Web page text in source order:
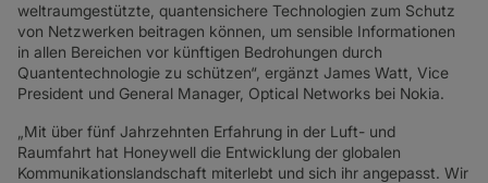
weltraumgestützte, quantensichere Technologien zum Schutz
von Netzwerken beitragen können, um sensible Informationen
in allen Bereichen vor künftigen Bedrohungen durch
Quantentechnologie zu schützen“, ergänzt James Watt, Vice
President und General Manager, Optical Networks bei Nokia.
„Mit über fünf Jahrzehnten Erfahrung in der Luft- und
Raumfahrt hat Honeywell die Entwicklung der globalen
Kommunikationslandschaft miterlebt und sich ihr angepasst. Wir